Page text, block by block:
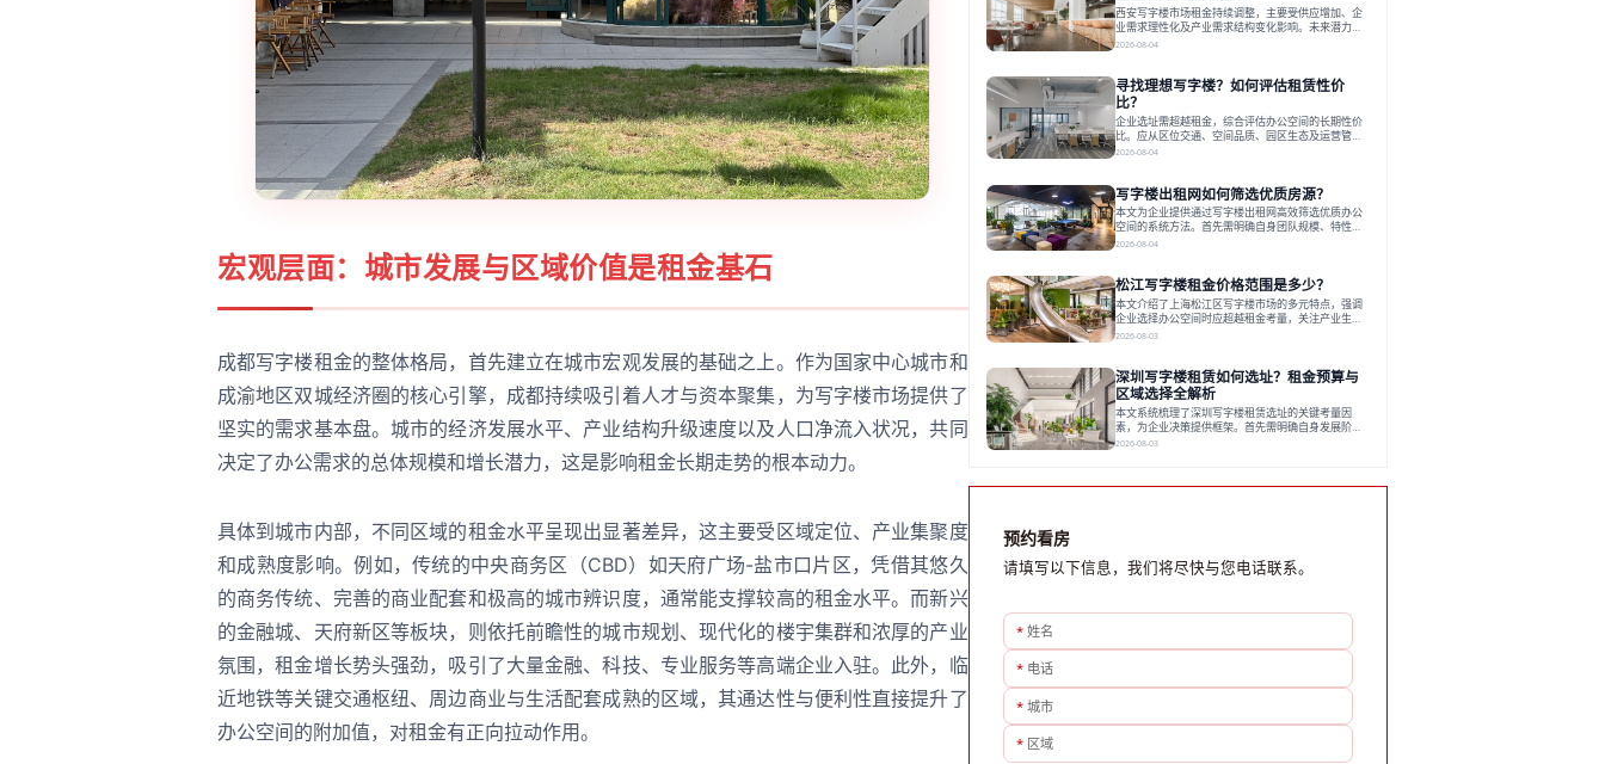
宏观层面：城市发展与区域价值是租金基石
成都写字楼租金的整体格局，首先建立在城市宏观发展的基础之上。作为国家中心城市和
成渝地区双城经济圈的核心引擎，成都持续吸引着人才与资本聚集，为写字楼市场提供了
坚实的需求基本盘。城市的经济发展水平、产业结构升级速度以及人口净流入状况，共同
决定了办公需求的总体规模和增长潜力，这是影响租金长期走势的根本动力。
具体到城市内部，不同区域的租金水平呈现出显著差异，这主要受区域定位、产业集聚度
和成熟度影响。例如，传统的中央商务区（CBD）如天府广场-盐市口片区，凭借其悠久
的商务传统、完善的商业配套和极高的城市辨识度，通常能支撑较高的租金水平。而新兴
的金融城、天府新区等板块，则依托前瞻性的城市规划、现代化的楼宇集群和浓厚的产业
氛围，租金增长势头强劲，吸引了大量金融、科技、专业服务等高端企业入驻。此外，临
近地铁等关键交通枢纽、周边商业与生活配套成熟的区域，其通达性与便利性直接提升了
办公空间的附加值，对租金有正向拉动作用。
定支持，体现了从信息撮合到深度服务的能力转变。
在为企业寻找办公空间的过程中，
西安写字楼市场租金持续调整，主要受供应增加、企
业需求理性化及产业需求结构变化影响。未来潜力区
域集中在产业集聚、交利及城市更新地带，如高新区
运营方通过空间优化与社群服务，助力企业成长，推
动市场向多元化、高性价比方向发展。近年来，西安
写字楼市场呈现出租金持续调整的态势，这一现象引
发了的广泛关注。作为西部重要
2026-08-04
寻找理想写字楼？如何评估租赁性价
比？
企业选址需超越租金，综合评估办公空间的长期性价
比。应从区位交通、空间品质、园区生态及运营管理
四个核心维度权衡财务支出与长期价值回报。理想的
衡。对于许多正在成长或寻求稳定发展的企业而言，
寻找一处合适的办公空间是一项至关重要的决策。这
不仅关系到团队的日常工作效率与协作氛围，更直接
影响着企业的品牌形象、运营成本
2026-08-04
写字楼出租网如何筛选优质房源？
本文为企业提供通过写字楼出租网高效筛选优质办公
空间的系统方法。首先需明确自身团队规模、特性、
预算等核心需求。线上筛选时，应深入解读房源参
背景与持续服务能力。完成线上初选后，必须进行线
下实地验证，核对空间实景、测试设施、感受园区氛
围并确认合同条款，从而做出精确决策。在数字化时
代，写字楼出租网已成为企业寻找
2026-08-04
松江写字楼租金价格范围是多少？
本文介绍了上海松江区写字楼市场的多元特点，强调
企业选择办公空间时应超越租金考量，关注产业生态
与综合服务。文章分析了市场概况、影响空间价值的
建服务生态助力企业成长，建议企业系统评估需求与
长期价值，选择匹配的发展载体。对于许多寻求在上
海松江区设立或扩展办公空间的企业而言，了解该区
域的写字楼市场概况是决策的首先
2026-08-03
深圳写字楼租赁如何选址？租金预算与
区域选择全解析
本文系统梳理了深圳写字楼租赁选址的关键考量因
素，为企业决策提供框架。首先需明确自身发展阶
段、团队规模和文化特质等核心需求。深圳多中心商
业园注重生态与社群，适合文创、科技类企业。评估
2026-08-03
预约看房
请填写以下信息，我们将尽快与您电话联系。
* 姓名
* 电话
* 城市
* 区域